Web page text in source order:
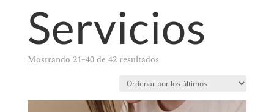
Servicios
Mostrando 21–40 de 42 resultadosOrdenado
los
últimos